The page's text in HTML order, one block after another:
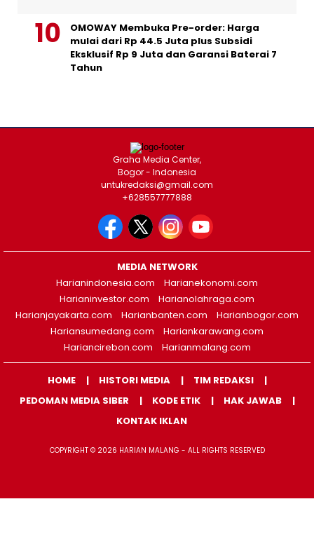
OMOWAY Membuka Pre-order: Harga
mulai dari Rp 44.5 Juta plus Subsidi
Eksklusif Rp 9 Juta dan Garansi Baterai 7
Tahun
Graha Media Center,
Bogor - Indonesia
untukredaksi@gmail.com
+628557777888
MEDIA NETWORK
Harianindonesia.com
Harianekonomi.com
Harianinvestor.com
Harianolahraga.com
Harianjayakarta.com
Harianbanten.com
Harianbogor.com
Hariansumedang.com
Hariankarawang.com
Hariancirebon.com
Harianmalang.com
HOME HISTORI MEDIA
TIM REDAKSI
PEDOMAN MEDIA SIBER
KODE ETIK
HAK JAWAB
KONTAK IKLAN
COPYRIGHT © 2026 HARIAN MALANG - ALL RIGHTS RESERVED